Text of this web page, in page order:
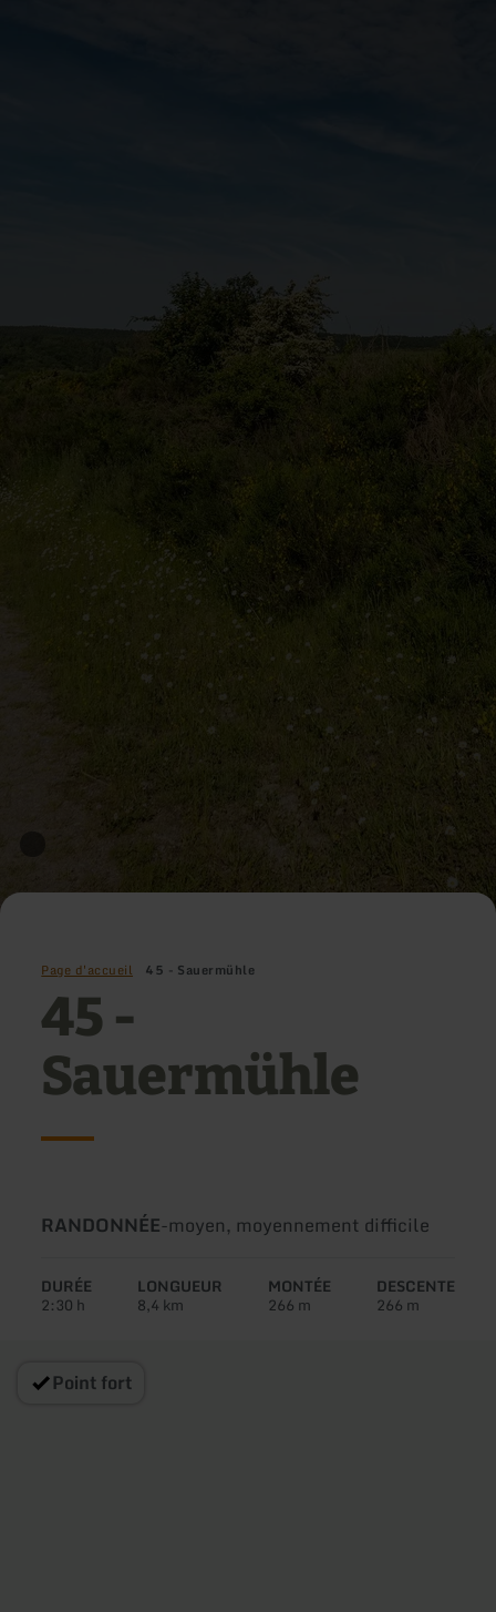
Page d'accueil 45 - Sauermühle
45 -
Sauermühle
Type
circuit:
RANDONNÉE-Difficulté:
moyen, moyennement difficile
DURÉE
2:30 h
LONGUEUR
8,4 km
MONTÉE
266 m
DESCENTE
266 m
Point fort